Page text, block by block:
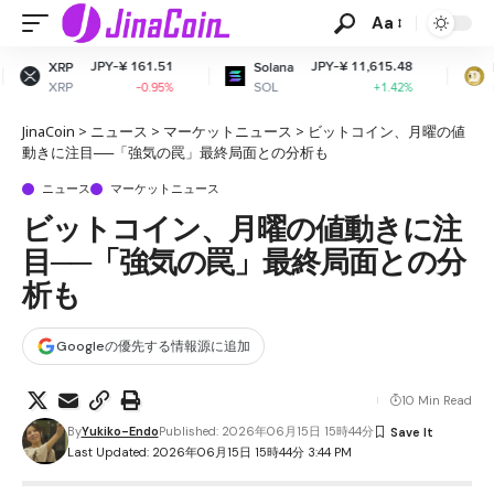
Aa
161.51
-0.95%
Solana
SOL
JPY-¥ 11,615.48
+1.42%
Dogecoin
DOGE
JPY-¥
JinaCoin > ニュース > マーケットニュース > ビットコイン、月曜の値
動きに注目──「強気の罠」最終局面との分析も
ニュース マーケットニュース
ビットコイン、月曜の値動きに注
目──「強気の罠」最終局面との分
析も
Googleの優先する情報源に追加
Last Updated: 2026年06月15日 15時44分 3:44 PM
ByYukiko-EndoPublished: 2026年06月15日 15時44分
10 Min Read